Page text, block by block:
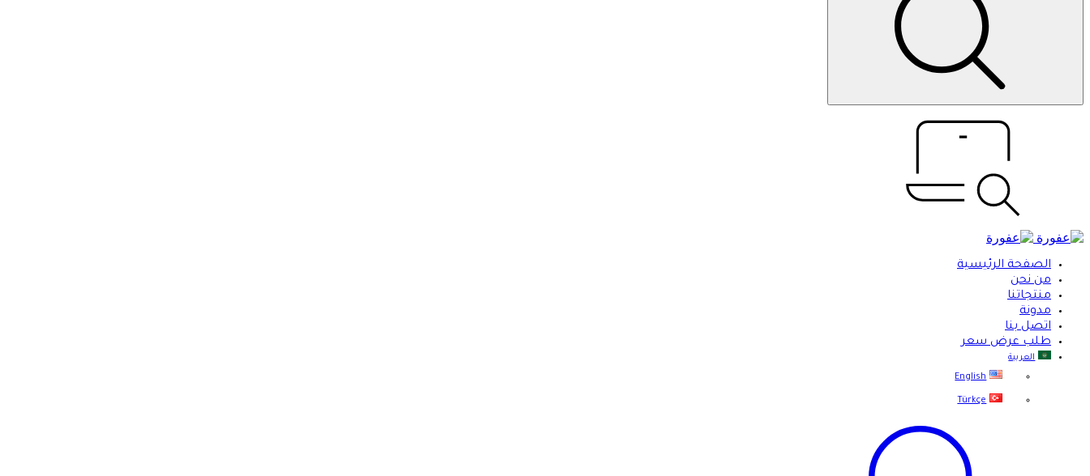
الصفحة الرئيسية
من نحن
منتجاتنا
مدونة
اتصل بنا
طلب عرض سعر
العربية
English
Türkçe